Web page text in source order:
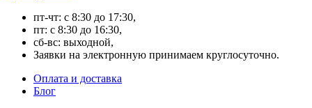
пт-чт: с 8:30 до 17:30,
пт: с 8:30 до 16:30,
сб-вс: выходной,
Заявки на электронную принимаем круглосуточно.
Оплата и доставка
Блог